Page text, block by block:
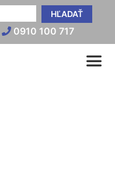
HĽADAŤ
0910 100 717